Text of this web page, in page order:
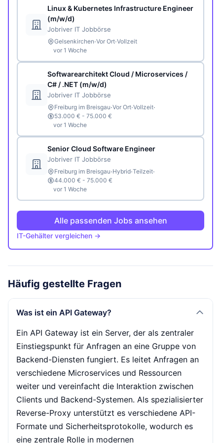
Linux & Kubernetes Infrastructure Engineer
(m/w/d)
Jobriver IT Jobbörse
Gelsenkirchen·Vor Ort·Vollzeit
vor 1 Woche
Softwarearchitekt Cloud / Microservices /
C# / .NET (m/w/d)
Jobriver IT Jobbörse
Freiburg im Breisgau·Vor Ort·Vollzeit·
53.000 € - 75.000 €
vor 1 Woche
Senior Cloud Software Engineer
Jobriver IT Jobbörse
Freiburg im Breisgau·Hybrid·Teilzeit·
44.000 € - 75.000 €
vor 1 Woche
Alle passenden Jobs ansehen
IT-Gehälter vergleichen →
Häufig gestellte Fragen
Was ist ein API Gateway?
Ein API Gateway ist ein Server, der als zentraler
Einstiegspunkt für Anfragen an eine Gruppe von
Backend-Diensten fungiert. Es leitet Anfragen an
verschiedene Microservices und Ressourcen
weiter und vereinfacht die Interaktion zwischen
Clients und Backend-Systemen. Als spezialisierter
Reverse-Proxy unterstützt es verschiedene API-
Formate und Sicherheitsprotokolle, wodurch es
eine zentrale Rolle in modernen